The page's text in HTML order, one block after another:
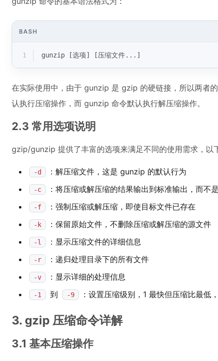
BASH
1 gunzip [选项] [压缩文件...]
在实际使用中，由于 gunzip 是 gzip 的硬链接，所以两者
认执行压缩操作，而 gunzip 命令默认执行解压缩操作。
2.3 常用选项说明
gzip/gunzip 提供了丰富的选项来满足不同的使用需求，以
-d ：解压缩文件，这是 gunzip 的默认行为
-c ：将压缩或解压缩的结果输出到标准输出，而不
-f ：强制压缩或解压缩，即使目标文件已存在
-k ：保留原始文件，不删除压缩或解压缩的源文件
-l ：显示压缩文件的详细信息
-r ：递归处理目录下的所有文件
-v ：显示详细的处理信息
-1 到 -9 ：设置压缩级别，1 最快但压缩比最低
3. gzip 压缩命令详解
3.1 基本压缩操作